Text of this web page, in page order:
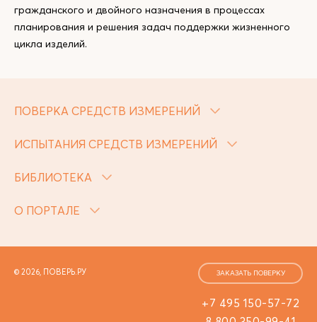
гражданского и двойного назначения в процессах
планирования и решения задач поддержки жизненного
цикла изделий.
ПОВЕРКА СРЕДСТВ ИЗМЕРЕНИЙ
ИСПЫТАНИЯ СРЕДСТВ ИЗМЕРЕНИЙ
БИБЛИОТЕКА
О ПОРТАЛЕ
© 2026, ПОВЕРЬ.РУ
+7 495 150-57-72
ЗАКАЗАТЬ ПОВЕРКУ